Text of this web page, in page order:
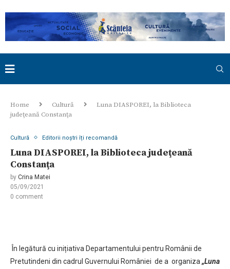
Home Cultură
Luna DIASPOREI, la Biblioteca
judeţeană Constanţa
Cultură Editorii noștri îți recomandă
Luna DIASPOREI, la Biblioteca judeţeană
Constanţa
by Crina Matei
05/09/2021
0 comment
În legătură cu inițiativa Departamentului pentru Românii de
Pretutindeni din cadrul Guvernului României de a organiza „Luna